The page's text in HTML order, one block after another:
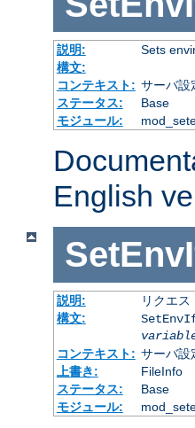
説明:
Sets
構文:
コンテキスト: サーバ設
ステータス:
Base
モジュール:
English
説明:
リクエ
構文:
コンテキスト: サーバ設
上書き:
FileInfo
ステータス:
Base
モジュール: